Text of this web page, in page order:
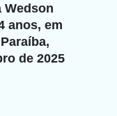
anos, em
de 2025